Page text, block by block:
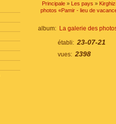
Principale » Les pays »
photos «Pamir - lieu de
album: La galerie des
établi: 23-07-21
vues: 2398